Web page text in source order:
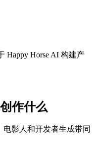
Horse AI 构建产
作什么
电影人和开发者生成带同